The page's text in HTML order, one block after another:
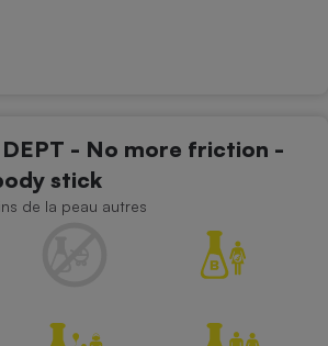
DEPT - No more friction -
stick
de la peau autres